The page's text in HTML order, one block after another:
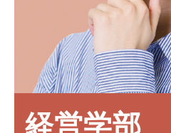
経営学部